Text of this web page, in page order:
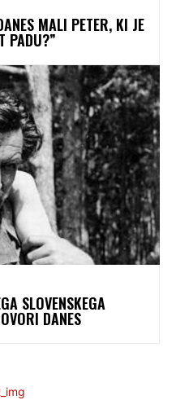
MALI PETER, KI JE
PADU?”
SLOVENSKEGA
DANES